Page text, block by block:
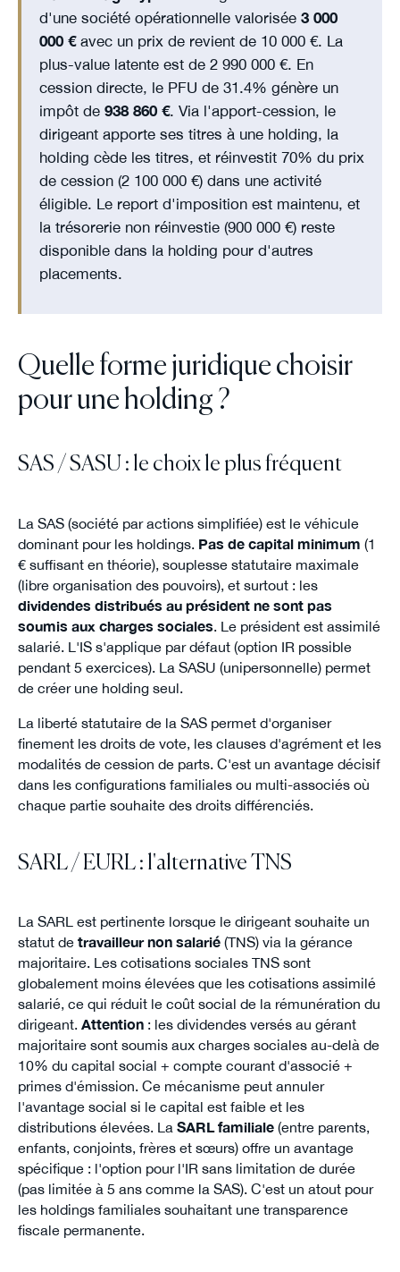
d'une société opérationnelle valorisée 3 000
000 €avec un prix de revient de 10 000 €. La
plus-value latente est de 2 990 000 €. En
cession directe, le PFU de 31.4% génère un
impôt de 938 860 €. Via l'apport-cession, le
dirigeant apporte ses titres à une holding, la
holding cède les titres, et réinvestit 70% du prix
de cession (2 100 000 €) dans une activité
éligible. Le report d'imposition est maintenu, et
la trésorerie non réinvestie (900 000 €) reste
disponible dans la holding pour d'autres
placements.
Quelle forme juridique choisir
pour une holding ?
SAS / SASU : le choix le plus fréquent
La SAS (société par actions simplifiée) est le véhicule
dominant pour les holdings. Pas de capital minimum (1
€ suffisant en théorie), souplesse statutaire maximale
(libre organisation des pouvoirs), et surtout : les
dividendes distribués au président ne sont pas
soumis aux charges sociales. Le président est assimilé
salarié. L'IS s'applique par défaut (option IR possible
pendant 5 exercices). La SASU (unipersonnelle) permet
de créer une holding seul.
La liberté statutaire de la SAS permet d'organiser
finement les droits de vote, les clauses d'agrément et les
modalités de cession de parts. C'est un avantage décisif
dans les configurations familiales ou multi-associés où
chaque partie souhaite des droits différenciés.
SARL / EURL : l'alternative TNS
La SARL est pertinente lorsque le dirigeant souhaite un
statut de travailleur non salarié(TNS) via la gérance
majoritaire. Les cotisations sociales TNS sont
globalement moins élevées que les cotisations assimilé
salarié, ce qui réduit le coût social de la rémunération du
dirigeant. Attention: les dividendes versés au gérant
majoritaire sont soumis aux charges sociales au-delà de
10% du capital social + compte courant d'associé +
primes d'émission. Ce mécanisme peut annuler
l'avantage social si le capital est faible et les
distributions élevées. La SARL familiale(entre parents,
enfants, conjoints, frères et sœurs) offre un avantage
spécifique : l'option pour l'IR sans limitation de durée
(pas limitée à 5 ans comme la SAS). C'est un atout pour
les holdings familiales souhaitant une transparence
fiscale permanente.